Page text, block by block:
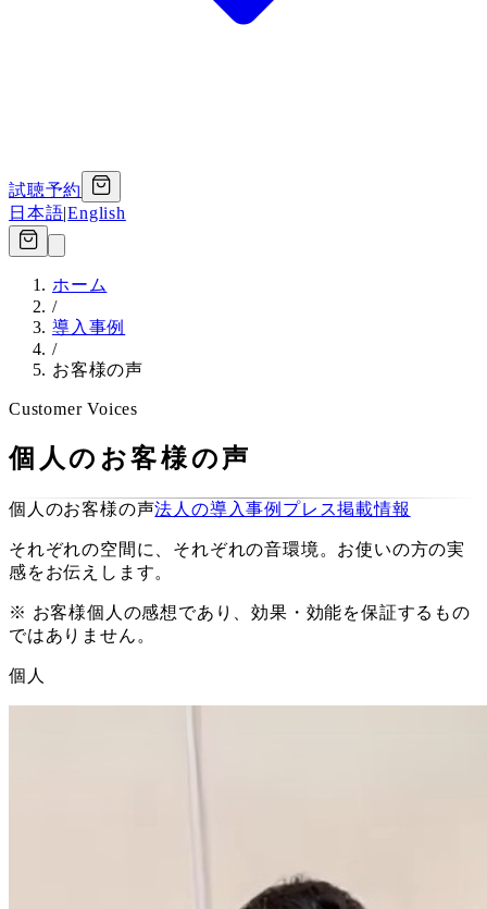
試聴予約
日本語|English
ホーム
/
導入事例
/
お客様の声
Customer Voices
個人のお客様の声
個人のお客様の声法人の導入事例 プレス掲載情報
それぞれの空間に、それぞれの音環境。お使いの方の実
感をお伝えします。
※ お客様個人の感想であり、効果・効能を保証するもの
ではありません。
個人